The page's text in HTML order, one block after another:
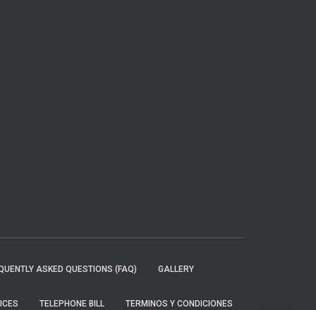
ASKED QUESTIONS (FAQ) GALLERY
TELEPHONE BILL TERMINOS Y CONDICIONES